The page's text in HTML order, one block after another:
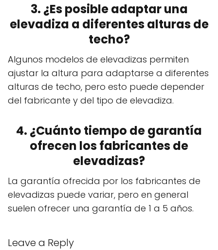
3. ¿Es posible adaptar una
elevadiza a diferentes alturas de
techo?
Algunos modelos de elevadizas permiten
ajustar la altura para adaptarse a diferentes
alturas de techo, pero esto puede depender
del fabricante y del tipo de elevadiza.
4. ¿Cuánto tiempo de garantía
ofrecen los fabricantes de
elevadizas?
La garantía ofrecida por los fabricantes de
elevadizas puede variar, pero en general
suelen ofrecer una garantía de 1 a 5 años.
Leave a Reply